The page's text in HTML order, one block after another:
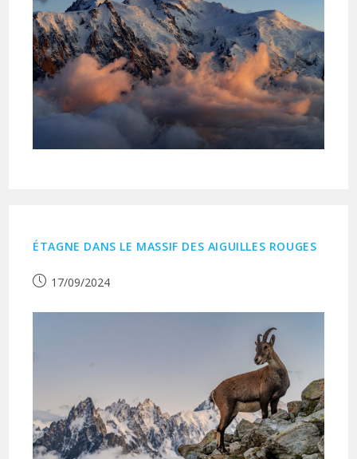
ÉTAGNE DANS LE MASSIF DES AIGUILLES ROUGES
Publication
17/09/2024